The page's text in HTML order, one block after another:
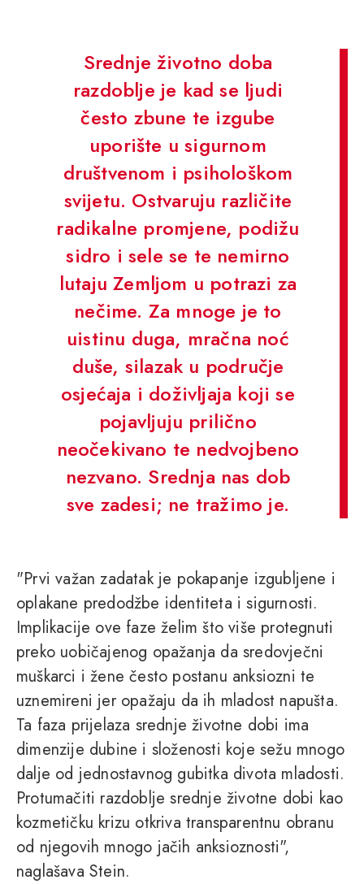
Srednje životno doba
razdoblje je kad se ljudi
često zbune te izgube
uporište u sigurnom
društvenom i psihološkom
svijetu. Ostvaruju različite
radikalne promjene, podižu
sidro i sele se te nemirno
lutaju Zemljom u potrazi za
nečime. Za mnoge je to
uistinu duga, mračna noć
duše, silazak u područje
osjećaja i doživljaja koji se
pojavljuju prilično
neočekivano te nedvojbeno
nezvano. Srednja nas dob
sve zadesi; ne tražimo je.
"Prvi važan zadatak je pokapanje izgubljene i
oplakane predodžbe identiteta i sigurnosti.
Implikacije ove faze želim što više protegnuti
preko uobičajenog opažanja da sredovječni
muškarci i žene često postanu anksiozni te
uznemireni jer opažaju da ih mladost napušta.
Ta faza prijelaza srednje životne dobi ima
dimenzije dubine i složenosti koje sežu mnogo
dalje od jednostavnog gubitka divota mladosti.
Protumačiti razdoblje srednje životne dobi kao
kozmetičku krizu otkriva transparentnu obranu
od njegovih mnogo jačih anksioznosti",
naglašava Stein.